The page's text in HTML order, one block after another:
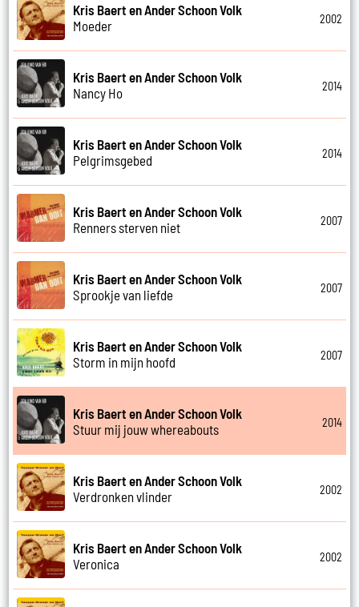
Kris Baert en Ander Schoon Volk
Moeder
2002
Kris Baert en Ander Schoon Volk
Nancy Ho
2014
Kris Baert en Ander Schoon Volk
Pelgrimsgebed
2014
Kris Baert en Ander Schoon Volk
Renners sterven niet
2007
Kris Baert en Ander Schoon Volk
Sprookje van liefde
2007
Kris Baert en Ander Schoon Volk
Storm in mijn hoofd
2007
Kris Baert en Ander Schoon Volk
Stuur mij jouw whereabouts
2014
Kris Baert en Ander Schoon Volk
Verdronken vlinder
2002
Kris Baert en Ander Schoon Volk
Veronica
2002